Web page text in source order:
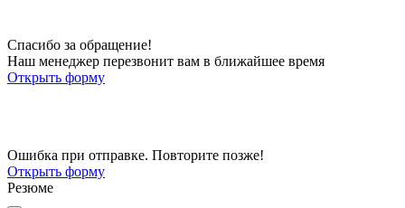
Спасибо за обращение!
Наш менеджер перезвонит вам в ближайшее время
Открыть форму
Ошибка при отправке. Повторите позже!
Открыть форму
Резюме